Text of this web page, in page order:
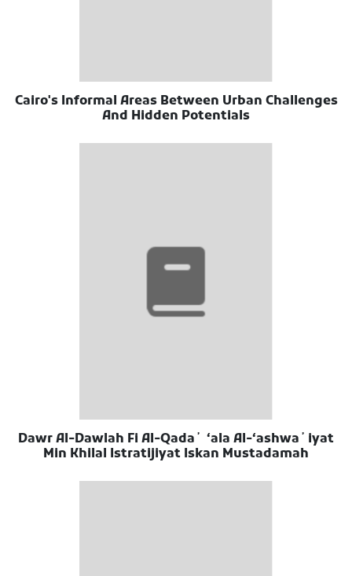
Cairo's Informal Areas Between Urban Challenges
And Hidden Potentials
Dawr Al-Dawlah Fi Al-Qadaʼ ʻala Al-ʻashwaʼiyat
Min Khilal Istratijiyat Iskan Mustadamah